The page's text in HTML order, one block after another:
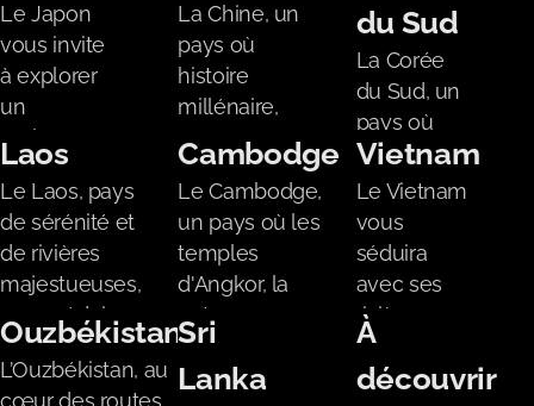
Le Japon
vous invite
à explorer
un
mélange
unique de
traditions
ancestrales
et de
technologie
de pointe,
paysages à
La Chine, un
pays où
histoire
millénaire,
paysages
époustouflants
et métropoles
modernes se
côtoient pour
offrir une
aventure
du Sud
La Corée
du Sud, un
pays où
l'innovation
côtoie des
palais
anciens,
offrant un
contraste
captivant
entre
Laos
Le Laos, pays
de sérénité et
de rivières
majestueuses,
vous séduira
par sa nature
intacte et son
Cambodge
Le Cambodge,
un pays où les
temples
d'Angkor, la
nature
luxuriante et les
traditions
Vietnam
Le Vietnam
vous
séduira
avec ses
rizières en
terrasse, sa
cuisine
Ouzbékistan
L’Ouzbékistan, au
cœur des routes
Sri
Lanka
À
découvrir
Destinations
Chine
Japon
Corée du Sud
Vietnam
Laos